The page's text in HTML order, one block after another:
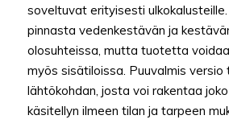
soveltuvat erityisesti
pinnasta vedenkestävän ja
olosuhteissa, mutta tuotetta
myös sisätiloissa. Puuvalmis versio
lähtökohdan, josta voi rakentaa
käsitellyn ilmeen tilan ja tarpeen